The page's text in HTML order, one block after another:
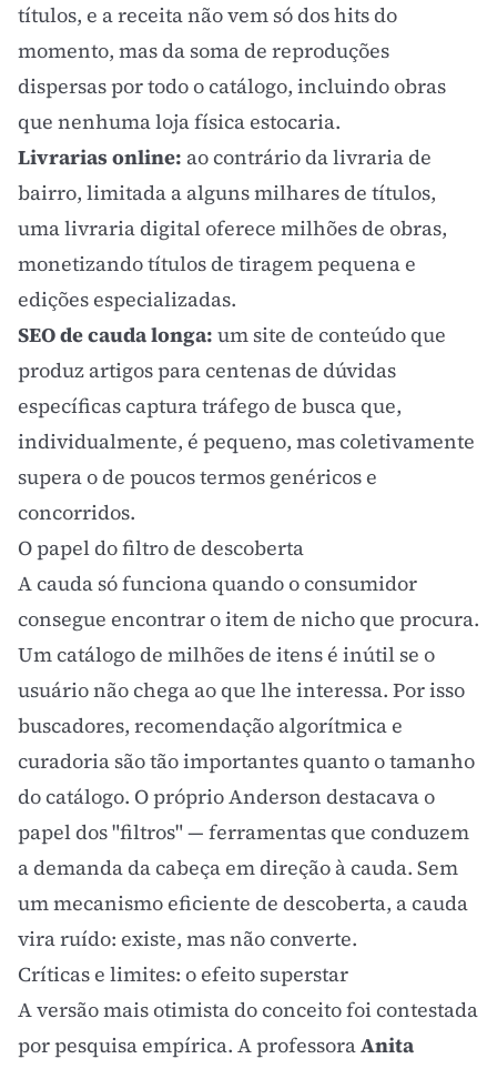
títulos, e a receita não vem só dos hits do
momento, mas da soma de reproduções
dispersas por todo o catálogo, incluindo obras
que nenhuma loja física estocaria.
Livrarias online: ao contrário da livraria de
bairro, limitada a alguns milhares de títulos,
uma livraria digital oferece milhões de obras,
monetizando títulos de tiragem pequena e
edições especializadas.
SEO de cauda longa: um site de conteúdo que
produz artigos para centenas de dúvidas
específicas captura tráfego de busca que,
individualmente, é pequeno, mas coletivamente
supera o de poucos termos genéricos e
concorridos.
O papel do filtro de descoberta
A cauda só funciona quando o consumidor
consegue encontrar o item de nicho que procura.
Um catálogo de milhões de itens é inútil se o
usuário não chega ao que lhe interessa. Por isso
buscadores, recomendação algorítmica e
curadoria são tão importantes quanto o tamanho
do catálogo. O próprio Anderson destacava o
papel dos "filtros" — ferramentas que conduzem
a demanda da cabeça em direção à cauda. Sem
um mecanismo eficiente de descoberta, a cauda
vira ruído: existe, mas não converte.
Críticas e limites: o efeito superstar
A versão mais otimista do conceito foi contestada
por pesquisa empírica. A professoraAnita